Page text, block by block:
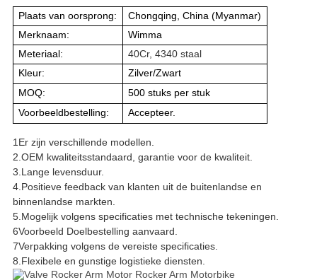
Plaats van oorsprong:
Chongqing, China (Myanmar)
Merknaam:
Wimma
Meteriaal:
40Cr, 4340 staal
Kleur:
Zilver/Zwart
MOQ:
500 stuks per stuk
Voorbeeldbestelling:
Accepteer.
1Er zijn verschillende modellen.
2.OEM kwaliteitsstandaard, garantie voor de kwaliteit.
3.Lange levensduur.
4.Positieve feedback van klanten uit de buitenlandse en
binnenlandse markten.
5.Mogelijk volgens specificaties met technische tekeningen.
6Voorbeeld Doelbestelling aanvaard.
7Verpakking volgens de vereiste specificaties.
8.Flexibele en gunstige logistieke diensten.